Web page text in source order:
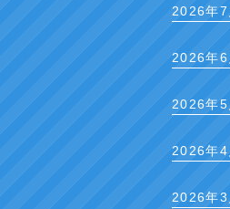
2026年7
2026年6
2026年5
2026年4
2026年3